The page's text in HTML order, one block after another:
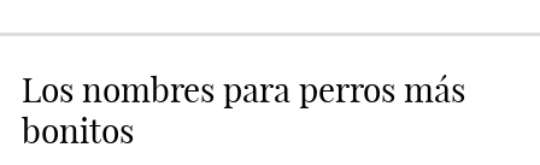
Los nombres para perros más
bonitos